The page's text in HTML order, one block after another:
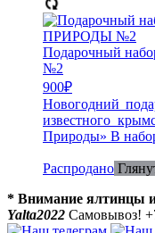
Подарочный
№2
900₽
Новогодний
известного
Природы» В
Распродано
* Внимание ялтинцы
Yalta2022 Самовывоз!